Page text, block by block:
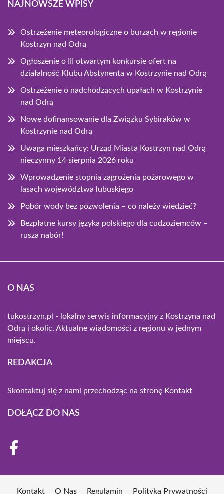
NAJNOWSZE WPISY
Ostrzeżenie meteorologiczne o burzach w regionie
Kostrzyn nad Odrą
Ogłoszenie o III otwartym konkursie ofert na
działalność Klubu Abstynenta w Kostrzynie nad Odrą
Ostrzeżenie o nadchodzących upałach w Kostrzynie
nad Odrą
Nowe dofinansowanie dla Związku Sybiraków w
Kostrzynie nad Odrą
Uwaga mieszkańcy: Urząd Miasta Kostrzyn nad Odrą
nieczynny 14 sierpnia 2026 roku
Wprowadzenie stopnia zagrożenia pożarowego w
lasach województwa lubuskiego
Pobór wody bez pozwolenia – co należy wiedzieć?
Bezpłatne kursy języka polskiego dla cudzoziemców –
rusza nabór!
O NAS
tukostrzyn.pl - lokalny serwis informacyjny z Kostrzyna nad
Odrą i okolic. Aktualne wiadomości z regionu w jednym
miejscu.
REDAKCJA
Skontaktuj się z nami przechodząc na stronę Kontakt
DOŁĄCZ DO NAS
Kontakt O Nas Regulamin Polityka Prywatności